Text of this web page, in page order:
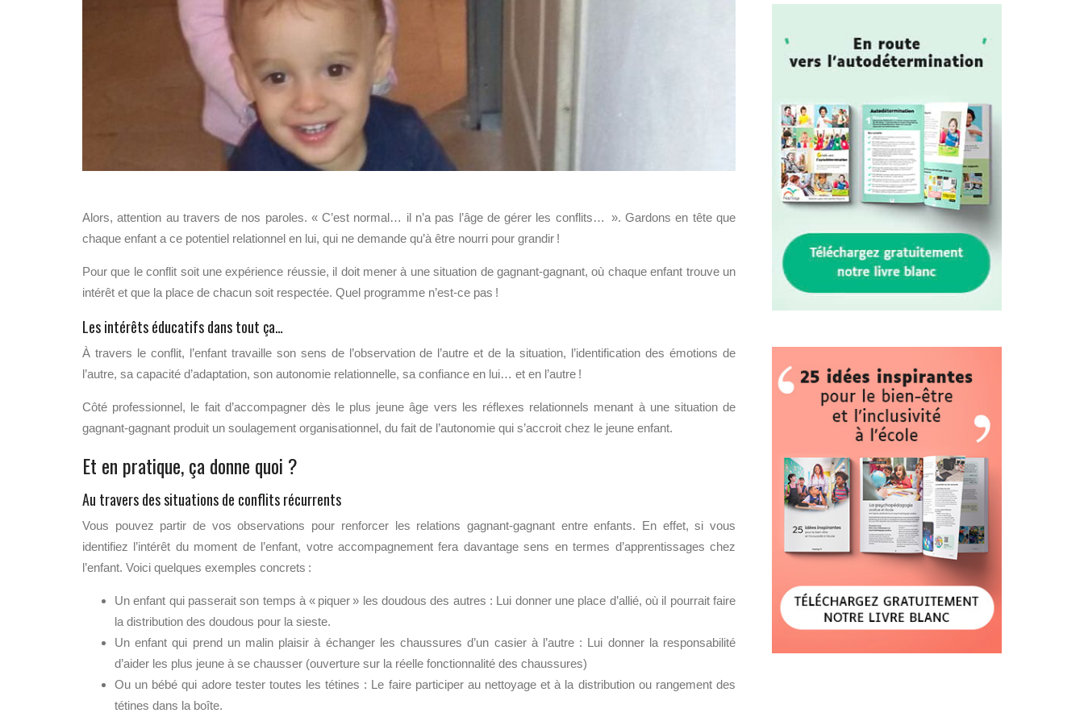
Alors, attention au travers de nos paroles. « C’est normal… il n’a pas l’âge de gérer les conflits… ». Gardons en tête que
chaque enfant a ce potentiel relationnel en lui, qui ne demande qu’à être nourri pour grandir !
Pour que le conflit soit une expérience réussie, il doit mener à une situation de gagnant-gagnant, où chaque enfant trouve un
intérêt et que la place de chacun soit respectée. Quel programme n’est-ce pas !
Les intérêts éducatifs dans tout ça…
À travers le conflit, l’enfant travaille son sens de l’observation de l’autre et de la situation, l’identification des émotions de
l’autre, sa capacité d’adaptation, son autonomie relationnelle, sa confiance en lui… et en l’autre !
Côté professionnel, le fait d’accompagner dès le plus jeune âge vers les réflexes relationnels menant à une situation de
gagnant-gagnant produit un soulagement organisationnel, du fait de l’autonomie qui s’accroit chez le jeune enfant.
Et en pratique, ça donne quoi ?
Au travers des situations de conflits récurrents
Vous pouvez partir de vos observations pour renforcer les relations gagnant-gagnant entre enfants. En effet, si vous
identifiez l’intérêt du moment de l’enfant, votre accompagnement fera davantage sens en termes d’apprentissages chez
l’enfant. Voici quelques exemples concrets :
Un enfant qui passerait son temps à « piquer » les doudous des autres : Lui donner une place d’allié, où il pourrait faire
la distribution des doudous pour la sieste.
Un enfant qui prend un malin plaisir à échanger les chaussures d’un casier à l’autre : Lui donner la responsabilité
d’aider les plus jeune à se chausser (ouverture sur la réelle fonctionnalité des chaussures)
Ou un bébé qui adore tester toutes les tétines : Le faire participer au nettoyage et à la distribution ou rangement des
tétines dans la boîte.